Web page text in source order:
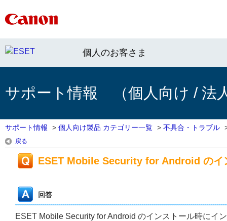
個人のお客さま
サポート情報 （個人向け / 法
サポート情報 > 個人向け製品 カテゴリー一覧 > 不具合・トラブル
戻る
ESET Mobile Security for Android のイ
回答
ESET Mobile Security for Android のインストール時にイ